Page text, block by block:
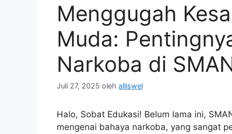
Menggugah
Muda:
Narkoba di
Juli 27, 2025 oleh alliswel
Halo, Sobat Edukasi! Belum lama ini,
mengenai bahaya narkoba, yang sangat